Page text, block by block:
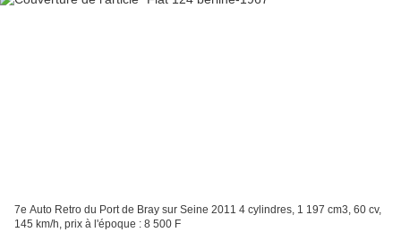
7e Auto Retro du Port de Bray sur Seine 2011 4 cylindres, 1 197 cm3, 60 cv,
145 km/h, prix à l'époque : 8 500 F